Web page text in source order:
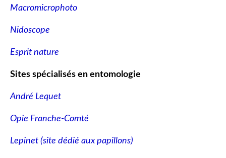
Macromicrophoto
Nidoscope
Esprit nature
Sites spécialisés en entomologie
André Lequet
Opie Franche-Comté
Lepinet (site dédié aux papillons)